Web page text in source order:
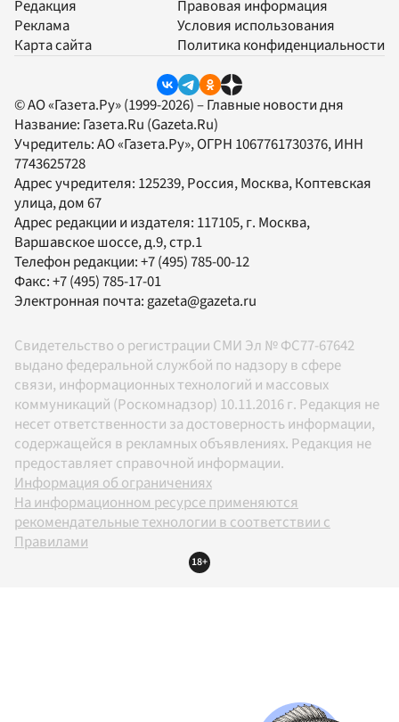
Редакция
Реклама
Карта сайта
Правовая информация
Условия использования
Политика конфиденциальности
© АО «Газета.Ру» (1999-2026) – Главные новости дня
Название: Газета.Ru (Gazeta.Ru)
Учредитель:АО «Газета.Ру», ОГРН 1067761730376, ИНН
7743625728
Адрес учредителя: 125239, Россия, Москва, Коптевская
улица, дом 67
Адрес редакции и издателя: 117105, г. Москва,
Варшавское шоссе, д.9, стр.1
Телефон редакции:+7 (495) 785-00-12
Факс:+7 (495) 785-17-01
Электронная почта: gazeta@gazeta.ru
Свидетельство о регистрации СМИ Эл № ФС77-67642
выдано федеральной службой по надзору в сфере
связи, информационных технологий и массовых
коммуникаций (Роскомнадзор) 10.11.2016 г. Редакция не
несет ответственности за достоверность информации,
содержащейся в рекламных объявлениях. Редакция не
предоставляет справочной информации.
Информация об ограничениях
На информационном ресурсе применяются
рекомендательные технологии в соответствии с
Правилами
18+